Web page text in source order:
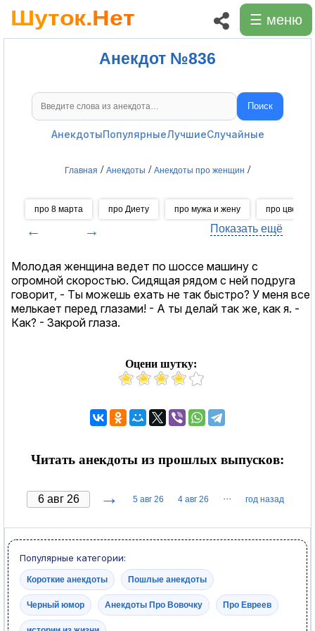
☰ меню
Анекдот №836
Поиск анекдотов Поиск
АнекдотыПопулярныеЛучшиеСлучайные
Главная / Анекдоты / Анекдоты про женщин /
про 8 марта про Диету про мужа и жену про цветы
← → Показать ещё
Молодая женщина ведет по шоссе машину с
огромной скоростью. Сидящая рядом с ней подруга
говорит, - Ты можешь ехать не так быстро? У меня все
мелькает перед глазами! - А ты делай так же, как я. -
Как? - Закрой глаза.
Оцени шутку:
Читать анекдоты из прошлых выпусков:
→ 5 авг 26 4 авг 26 ··· год назад
Популярные категории:
Короткие анекдоты Пошлые анекдоты
Черный юмор Анекдоты Про Вовочку Про Евреев